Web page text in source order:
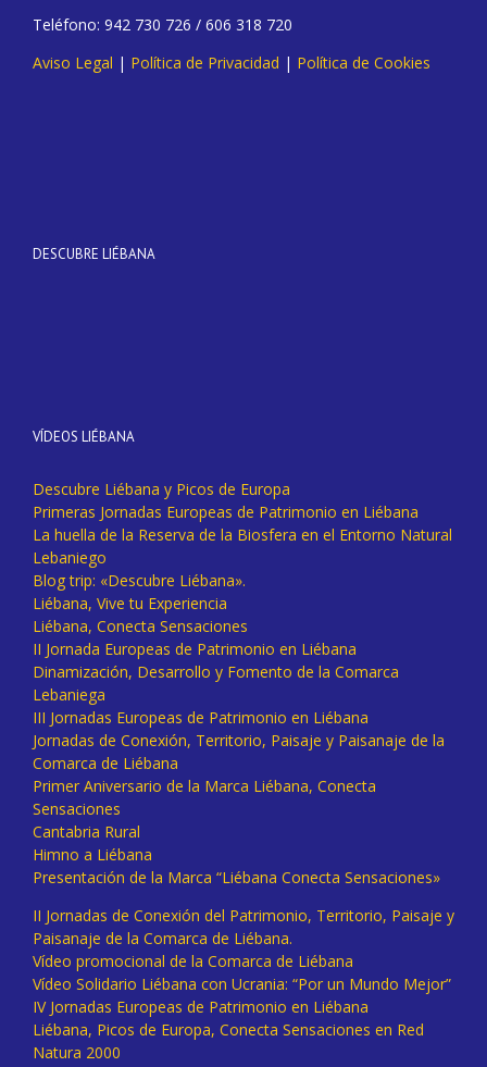
Teléfono: 942 730 726 / 606 318 720
Aviso Legal | Política de Privacidad | Política de Cookies
DESCUBRE LIÉBANA
VÍDEOS LIÉBANA
Descubre Liébana y Picos de Europa
Primeras Jornadas Europeas de Patrimonio en Liébana
La huella de la Reserva de la Biosfera en el Entorno Natural
Lebaniego
Blog trip: «Descubre Liébana».
Liébana, Vive tu Experiencia
Liébana, Conecta Sensaciones
II Jornada Europeas de Patrimonio en Liébana
Dinamización, Desarrollo y Fomento de la Comarca
Lebaniega
III Jornadas Europeas de Patrimonio en Liébana
Jornadas de Conexión, Territorio, Paisaje y Paisanaje de la
Comarca de Liébana
Primer Aniversario de la Marca Liébana, Conecta
Sensaciones
Cantabria Rural
Himno a Liébana
Presentación de la Marca “Liébana Conecta Sensaciones»
II Jornadas de Conexión del Patrimonio, Territorio, Paisaje y
Paisanaje de la Comarca de Liébana.
Vídeo promocional de la Comarca de Liébana
Vídeo Solidario Liébana con Ucrania: “Por un Mundo Mejor”
IV Jornadas Europeas de Patrimonio en Liébana
Liébana, Picos de Europa, Conecta Sensaciones en Red
Natura 2000